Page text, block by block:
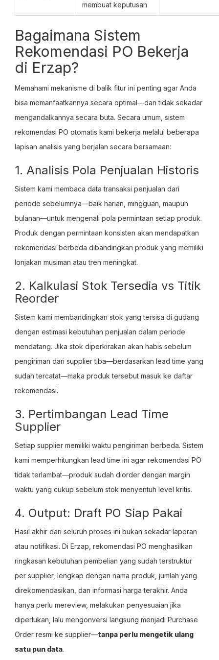
membuat keputusan
Bagaimana Sistem
Rekomendasi PO Bekerja
di Erzap?
Memahami mekanisme di balik fitur ini penting agar Anda
bisa memanfaatkannya secara optimal—dan tidak sekadar
mengandalkannya secara buta. Secara umum, sistem
rekomendasi PO otomatis kami bekerja melalui beberapa
lapisan analisis yang berjalan secara bersamaan:
1. Analisis Pola Penjualan Historis
Sistem kami membaca data transaksi penjualan dari
periode sebelumnya—baik harian, mingguan, maupun
bulanan—untuk mengenali pola permintaan setiap produk.
Produk dengan permintaan konsisten akan mendapatkan
rekomendasi berbeda dibandingkan produk yang memiliki
lonjakan musiman atau tren meningkat.
2. Kalkulasi Stok Tersedia vs Titik
Reorder
Sistem kami membandingkan stok yang tersisa di gudang
dengan estimasi kebutuhan penjualan dalam periode
mendatang. Jika stok diperkirakan akan habis sebelum
pengiriman dari supplier tiba—berdasarkan lead time yang
sudah tercatat—maka produk tersebut masuk ke daftar
rekomendasi.
3. Pertimbangan Lead Time
Supplier
Setiap supplier memiliki waktu pengiriman berbeda. Sistem
kami memperhitungkan lead time ini agar rekomendasi PO
tidak terlambat—produk sudah diorder dengan margin
waktu yang cukup sebelum stok menyentuh level kritis.
4. Output: Draft PO Siap Pakai
Hasil akhir dari seluruh proses ini bukan sekadar laporan
atau notifikasi. Di Erzap, rekomendasi PO menghasilkan
ringkasan kebutuhan pembelian yang sudah terstruktur
per supplier, lengkap dengan nama produk, jumlah yang
direkomendasikan, dan informasi harga terakhir. Anda
hanya perlu mereview, melakukan penyesuaian jika
diperlukan, lalu mengonversi langsung menjadi Purchase
Order resmi ke supplier—tanpa perlu mengetik ulang
satu pun data.